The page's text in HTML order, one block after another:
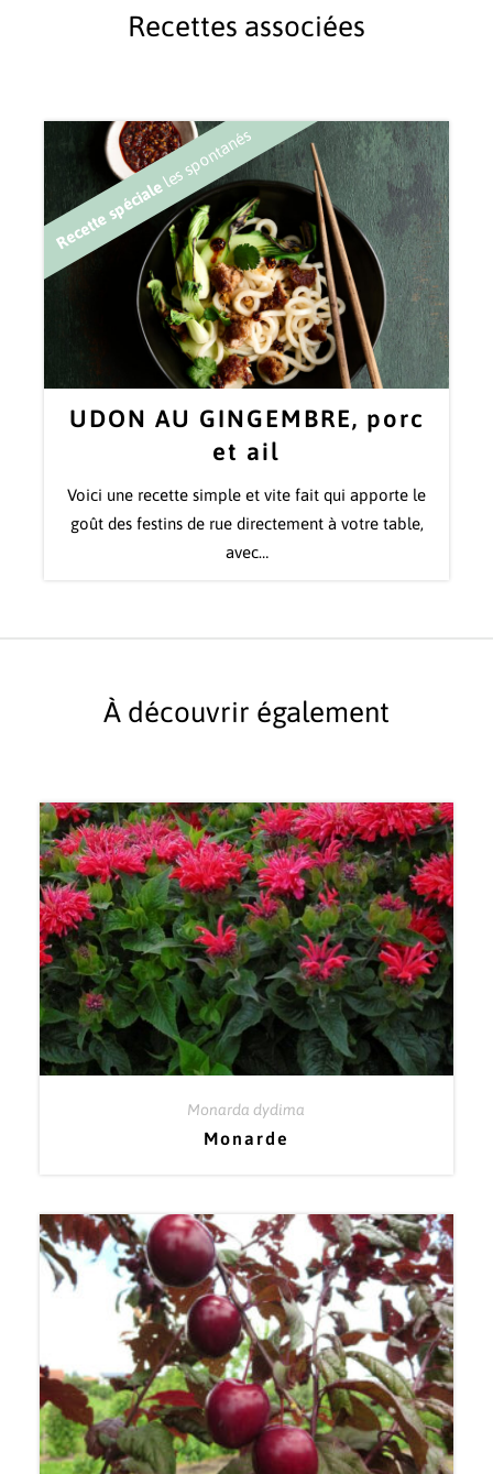
Recettes associées
Recette spéciale
les spontanés
UDON AU GINGEMBRE, porc
et ail
Voici une recette simple et vite fait qui apporte le
goût des festins de rue directement à votre table,
avec…
À découvrir également
Monarda dydima
Monarde